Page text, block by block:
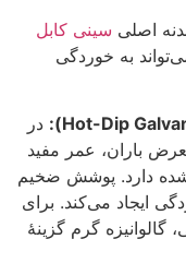
اصلی سینی کابل
به خوردگی
در
باران، عمر مفید
شده دارد. پوشش ضخیم
ایجاد می‌کند. برای
گرم گزینهٔ